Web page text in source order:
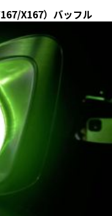
X167）バッフル